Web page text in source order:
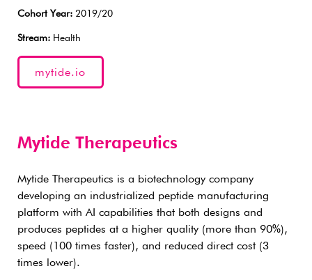
Cohort Year: 2019/20
Stream: Health
mytide.io
Mytide Therapeutics
Mytide Therapeutics is a biotechnology company
developing an industrialized peptide manufacturing
platform with AI capabilities that both designs and
produces peptides at a higher quality (more than 90%),
speed (100 times faster), and reduced direct cost (3
times lower).